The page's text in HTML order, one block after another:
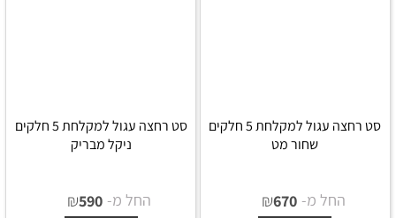
סט רחצה עגול למקלחת 5 חלקים
שחור מט
החל מ- ₪670
סט רחצה עגול למקלחת 5 חלקים
ניקל מבריק
החל מ- ₪590